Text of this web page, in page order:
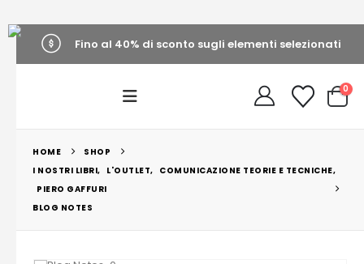
Fino al 40% di sconto sugli elementi selezionati
0
HOME
SHOP
I NOSTRI LIBRI, L'OUTLET, COMUNICAZIONE TEORIE E TECNICHE,
PIERO GAFFURI
BLOG NOTES